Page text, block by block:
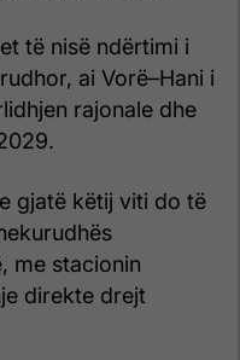
të nisë ndërtimi i
ai Vorë–Hani i
rajonale dhe
gjatë këtij viti do të
me stacionin
direkte drejt